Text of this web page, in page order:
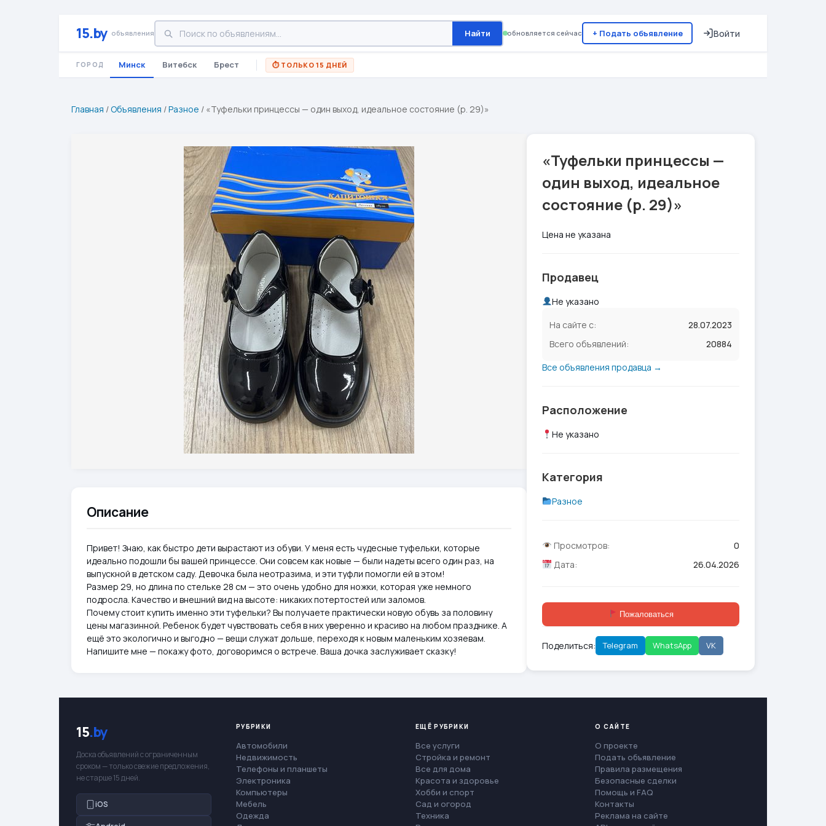
15.by объявления Найти обновляется сейчас + Подать объявление Войти
ГОРОД Минск Витебск Брест ⏱ ТОЛЬКО 15 ДНЕЙ
Главная /Объявления /Разное / «Туфельки принцессы — один выход, идеальное состояние (р. 29)»
Описание
Привет! Знаю, как быстро дети вырастают из обуви. У меня есть чудесные туфельки, которые
идеально подошли бы вашей принцессе. Они совсем как новые — были надеты всего один раз, на
выпускной в детском саду. Девочка была неотразима, и эти туфли помогли ей в этом!
Размер 29, но длина по стельке 28 см — это очень удобно для ножки, которая уже немного
подросла. Качество и внешний вид на высоте: никаких потертостей или заломов.
Почему стоит купить именно эти туфельки? Вы получаете практически новую обувь за половину
цены магазинной. Ребенок будет чувствовать себя в них уверенно и красиво на любом празднике. А
ещё это экологично и выгодно — вещи служат дольше, переходя к новым маленьким хозяевам.
Напишите мне — покажу фото, договоримся о встрече. Ваша дочка заслуживает сказку!
«Туфельки принцессы —
один выход, идеальное
состояние (р. 29)»
Цена не указана
Продавец
Не указано
На сайте с:
28.07.2023
Всего объявлений:
20884
Все объявления продавца →
Расположение
Не указано
Категория
Разное
Просмотров:
0
Дата:
26.04.2026
Пожаловаться
Поделиться: Telegram WhatsApp VK
15.by
Доска объявлений с ограниченным
сроком — только свежие предложения,
не старше 15 дней.
iOS
РУБРИКИ
Автомобили
Недвижимость
Телефоны и планшеты
Электроника
Компьютеры
Мебель
Одежда
ЕЩЁ РУБРИКИ
Все услуги
Стройка и ремонт
Все для дома
Красота и здоровье
Хобби и спорт
Сад и огород
Техника
О САЙТЕ
О проекте
Подать объявление
Правила размещения
Безопасные сделки
Помощь и FAQ
Контакты
Реклама на сайте